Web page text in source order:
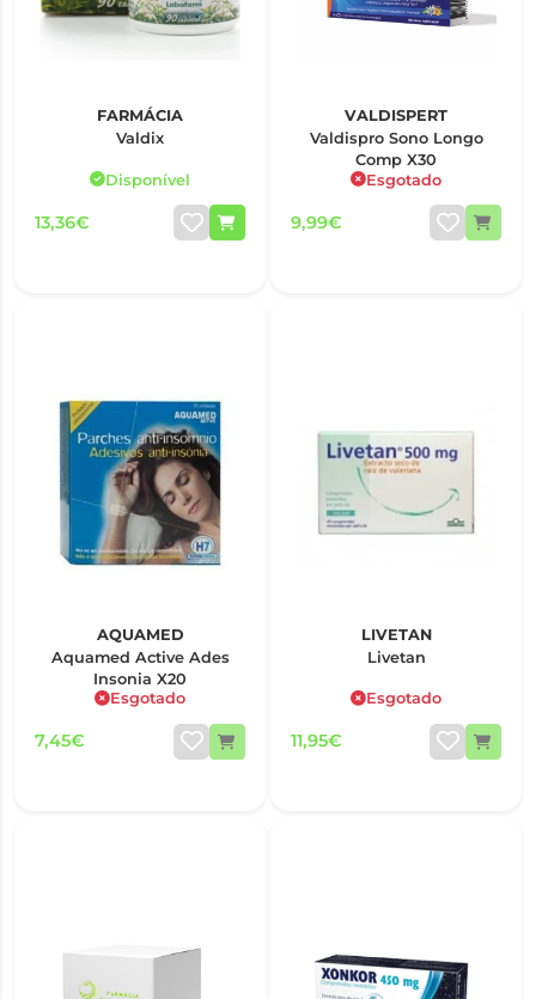
FARMÁCIA
Valdix
Disponível
13,36€
VALDISPERT
Valdispro Sono Longo
Comp X30
Esgotado
9,99€
AQUAMED
Aquamed Active Ades
Insonia X20
Esgotado
7,45€
LIVETAN
Livetan
Esgotado
11,95€